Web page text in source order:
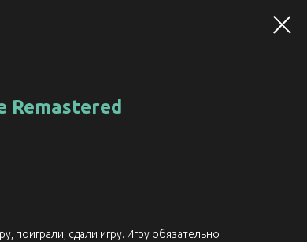
Remastered
поиграли, сдали игру. Игру обязательно